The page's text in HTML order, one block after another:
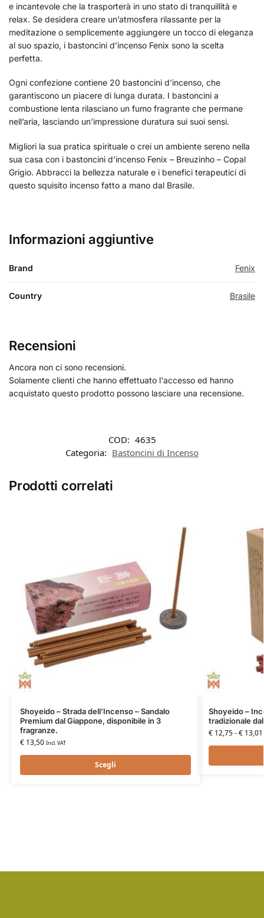
e incantevole che la trasporterà in uno stato di tranquillità e
relax. Se desidera creare un’atmosfera rilassante per la
meditazione o semplicemente aggiungere un tocco di eleganza
al suo spazio, i bastoncini d’incenso Fenix sono la scelta
perfetta.
Ogni confezione contiene 20 bastoncini d’incenso, che
garantiscono un piacere di lunga durata. I bastoncini a
combustione lenta rilasciano un fumo fragrante che permane
nell’aria, lasciando un’impressione duratura sui suoi sensi.
Migliori la sua pratica spirituale o crei un ambiente sereno nella
sua casa con i bastoncini d’incenso Fenix – Breuzinho – Copal
Grigio. Abbracci la bellezza naturale e i benefici terapeutici di
questo squisito incenso fatto a mano dal Brasile.
Informazioni aggiuntive
Brand Fenix
Country Brasile
Recensioni
Ancora non ci sono recensioni.
Solamente clienti che hanno effettuato l'accesso ed hanno
acquistato questo prodotto possono lasciare una recensione.
COD: 4635
Categoria: Bastoncini di Incenso
Prodotti correlati
Shoyeido – Strada dell’Incenso – Sandalo
Premium dal Giappone, disponibile in 3
fragranze.
€13,50 Incl. VAT
Scegli
Shoyeido –
tradizionale
€12,75-€13,01